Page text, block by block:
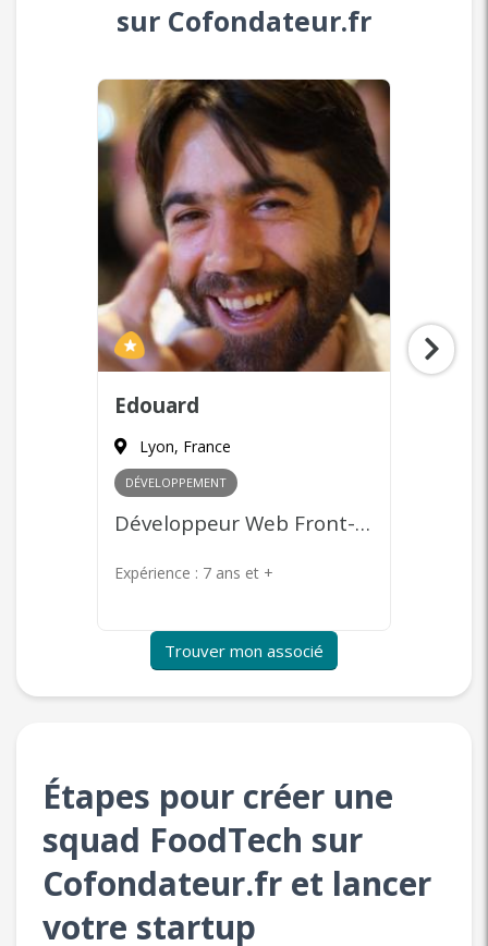
sur Cofondateur.fr
Laurent
Paris, France
MARKETING + 1
Community Management, Content Marketing, Publicité en ligne, Product Management
Expérience : 7 ans et +
Trouver mon associé
Étapes pour créer une
squad FoodTech sur
Cofondateur.fr et lancer
votre startup